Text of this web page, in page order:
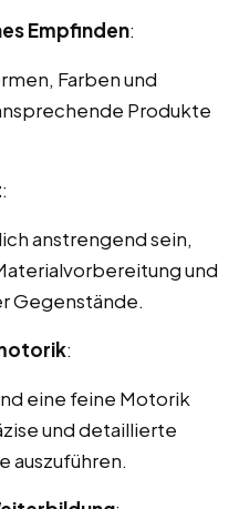
Empfinden:
Farben und
Produkte
:
anstrengend sein,
und
Gegenstände.
:
eine feine Motorik
und detaillierte
auszuführen.